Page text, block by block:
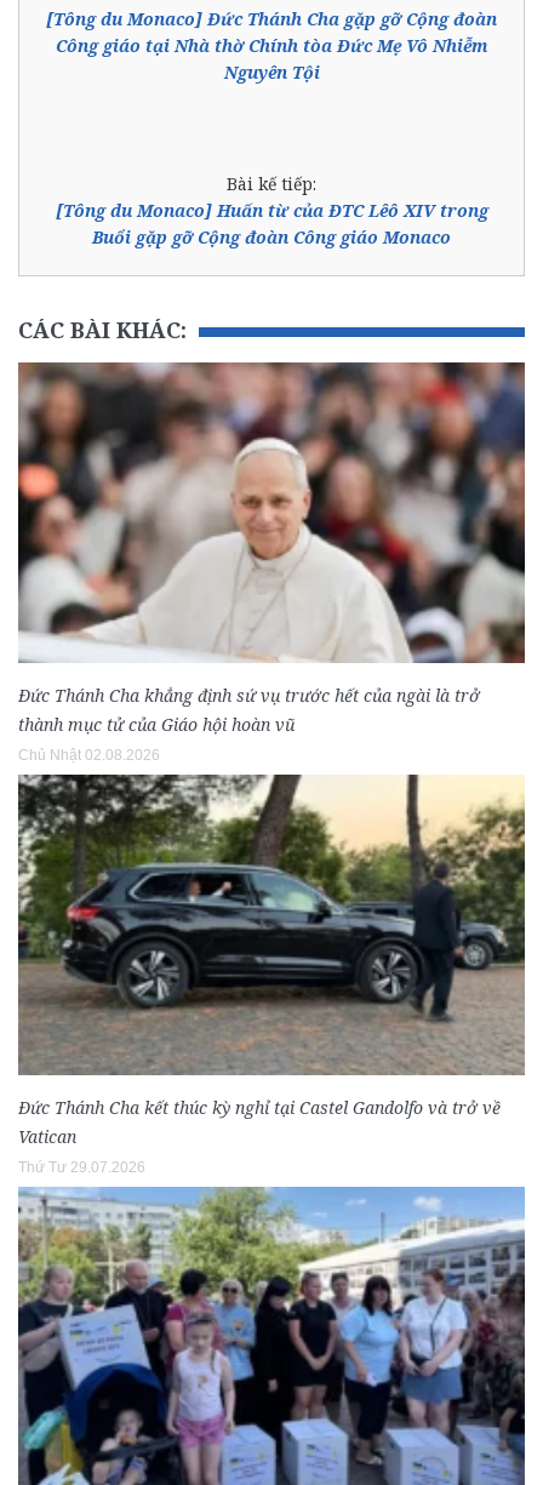
[Tông du Monaco] Đức Thánh Cha gặp gỡ Cộng đoàn
Công giáo tại Nhà thờ Chính tòa Đức Mẹ Vô Nhiễm
Nguyên Tội
Bài kế tiếp:
[Tông du Monaco] Huấn từ của ĐTC Lêô XIV trong
Buổi gặp gỡ Cộng đoàn Công giáo Monaco
CÁC BÀI KHÁC:
Đức Thánh Cha khẳng định sứ vụ trước hết của ngài là trở
thành mục tử của Giáo hội hoàn vũ
Chủ Nhật 02.08.2026
Đức Thánh Cha kết thúc kỳ nghỉ tại Castel Gandolfo và trở về
Vatican
Thứ Tư 29.07.2026